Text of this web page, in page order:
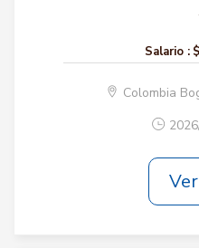
Salario :
Colombia